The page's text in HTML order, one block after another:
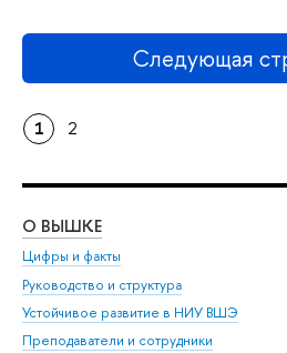
Следующая
1 2
О ВЫШКЕ
Цифры и факты
Руководство и структура
Устойчивое развитие в НИУ ВШЭ
Преподаватели и сотрудники